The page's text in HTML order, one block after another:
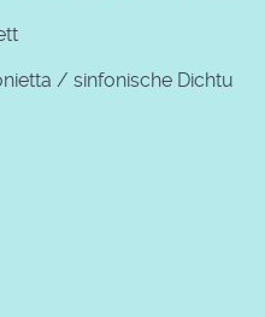
/ sinfonische Dichtung